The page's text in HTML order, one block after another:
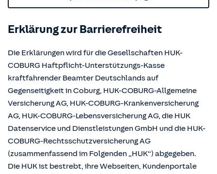
Erklärung zur Barrierefreiheit
Die Erklärungen wird für die Gesellschaften HUK-
COBURG Haftpflicht-Unterstützungs-Kasse
kraftfahrender Beamter Deutschlands auf
Gegenseitigkeit in Coburg, HUK-COBURG-Allgemeine
Versicherung AG, HUK-COBURG-Krankenversicherung
AG, HUK-COBURG-Lebensversicherung AG, die HUK
Datenservice und Dienstleistungen GmbH und die HUK-
COBURG-Rechtsschutzversicherung AG
(zusammenfassend im Folgenden „HUK“) abgegeben.
Die HUK ist bestrebt, ihre Webseiten, Kundenportale